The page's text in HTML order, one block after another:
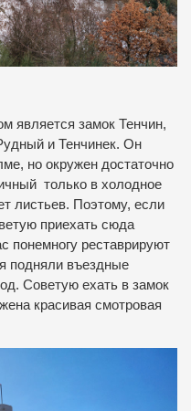
является замок Тенчин,
и Тенчинек. Он
но окружен достаточно
только в холодное
листьев. Поэтому, если
приехать сюда
понемногу реставрируют
подняли въездные
Советую ехать в замок
красивая смотровая